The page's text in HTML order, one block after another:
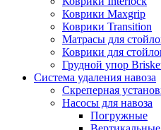
Коврики Maxgrip
Коврики Transition
Матрасы для
Коврики для
Грудной упор
Система удаления навоза
Скреперная
Насосы для навоза
Погружные